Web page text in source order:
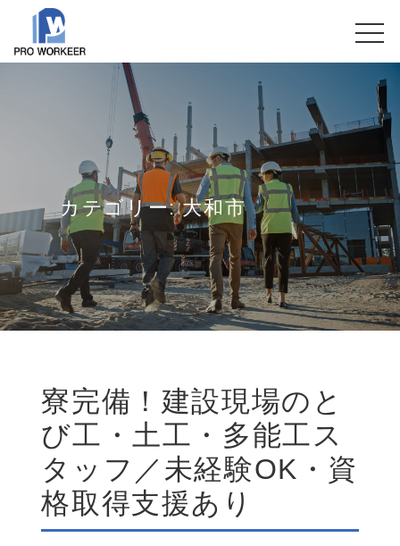
カテゴリー:大和市
寮完備！建設現場のと
び工・土工・多能工ス
タッフ／未経験OK・資
格取得支援あり